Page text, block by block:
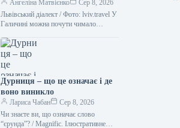
“двірець”, “креденс”,
“кнайпа”
Ангеліна Матвієнко
Сер 8, 2026
Львівський діалект / Фото: lviv.travel У
Галичині можна почути чимало
спантеличити навіть досвідченого
мандрівника.…
Дурниця – що це означає і де
воно виникло
Лариса Чабан
Сер 8, 2026
Чи знаєте ви, що означає слово
“єрунда”? / Magnific. Ілюстративне